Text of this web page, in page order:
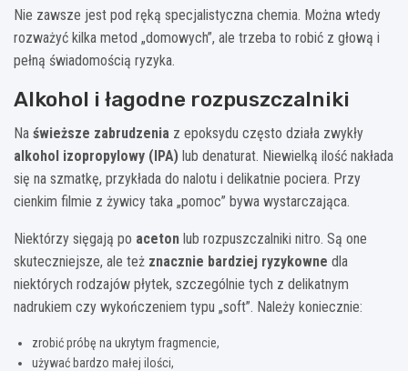
Nie zawsze jest pod ręką specjalistyczna chemia. Można wtedy
rozważyć kilka metod „domowych”, ale trzeba to robić z głową i
pełną świadomością ryzyka.
Alkohol i łagodne rozpuszczalniki
Na świeższe zabrudzenia z epoksydu często działa zwykły
alkohol izopropylowy (IPA) lub denaturat. Niewielką ilość nakłada
się na szmatkę, przykłada do nalotu i delikatnie pociera. Przy
cienkim filmie z żywicy taka „pomoc” bywa wystarczająca.
Niektórzy sięgają po aceton lub rozpuszczalniki nitro. Są one
skuteczniejsze, ale też znacznie bardziej ryzykowne dla
niektórych rodzajów płytek, szczególnie tych z delikatnym
nadrukiem czy wykończeniem typu „soft”. Należy koniecznie:
zrobić próbę na ukrytym fragmencie,
używać bardzo małej ilości,